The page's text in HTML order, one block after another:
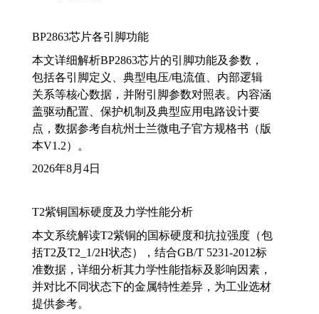
BP2863芯片各引脚功能
本文详细解析BP2863芯片的引脚功能及参数，
包括各引脚定义、典型电压/电流值、内部逻辑
关系等核心数据，并附引脚参数对照表。内容涵
盖驱动配置、保护机制及典型应用电路设计要
点，数据参考自杭州士兰微电子官方规格书（版
本V1.2）。
2026年8月4日
T2紫铜国标硬度及力学性能分析
本文系统解读T2紫铜的国标硬度和抗拉强度（包
括T2及T2_1/2H状态），结合GB/T 5231-2012标
准数据，详细分析其力学性能指标及影响因素，
并对比不同状态下的金属特性差异，为工业选材
提供参考。